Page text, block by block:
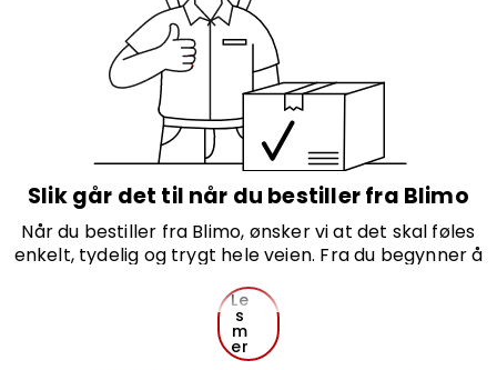
Slik går det til når du bestiller fra Blimo
Når du bestiller fra Blimo, ønsker vi at det skal føles
enkelt, tydelig og trygt hele veien. Fra du begynner å
for å hjelpe deg. Nedenfor går vi gjennom steg for
steg hvordan det foregår.
Le
s
m
er